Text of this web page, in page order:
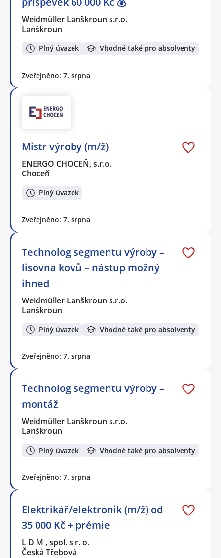
Weidmüller Lanškroun s.r.o.
Lanškroun
Plný úvazek Vhodné také pro absolventy
Zveřejněno: 7. srpna
Mistr výroby (m/ž)
ENERGO CHOCEŇ, s.r.o.
Choceň
Plný úvazek
Zveřejněno: 7. srpna
Technolog segmentu výroby –
lisovna kovů – nástup možný
ihned
Weidmüller Lanškroun s.r.o.
Lanškroun
Plný úvazek Vhodné také pro absolventy
Zveřejněno: 7. srpna
Technolog segmentu výroby –
montáž
Weidmüller Lanškroun s.r.o.
Lanškroun
Plný úvazek Vhodné také pro absolventy
Zveřejněno: 7. srpna
Elektrikář/elektronik (m/ž) od
35 000 Kč + prémie
L D M , spol. s r. o.
Česká Třebová